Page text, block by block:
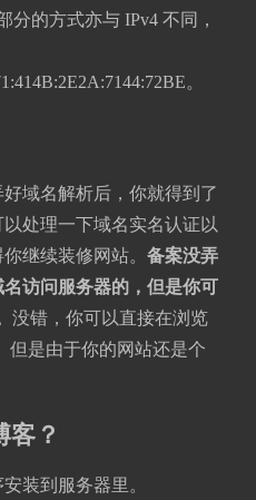
分的方式亦与 IPv4 不同，
。
域名解析后，你就得到了
处理一下域名实名认证以
继续装修网站。 备案没弄
访问服务器的，但是你可
没错，你可以直接在浏览
但是由于你的网站还是个
客？
装到服务器里。